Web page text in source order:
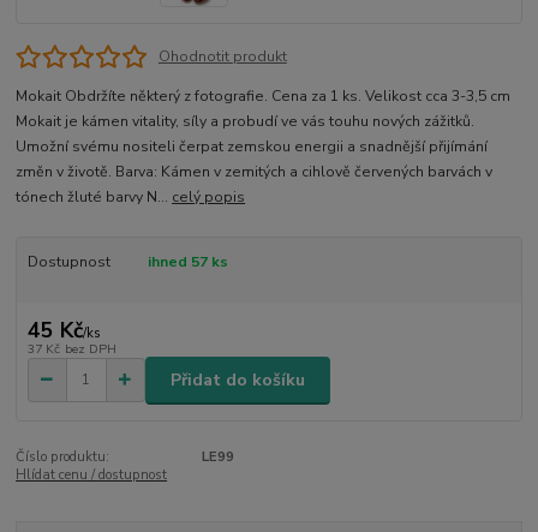
Ohodnotit produkt
Mokait Obdržíte některý z fotografie. Cena za 1 ks. Velikost cca 3-3,5 cm
Mokait je kámen vitality, síly a probudí ve vás touhu nových zážitků.
Umožní svému nositeli čerpat zemskou energii a snadnější přijímání
změn v životě. Barva: Kámen v zemitých a cihlově červených barvách v
tónech žluté barvy N... celý popis
Dostupnost ihned 57 ks
45 Kč/ks
37 Kč bez DPH
Přidat do košíku
Číslo produktu:
LE99
Hlídat cenu / dostupnost